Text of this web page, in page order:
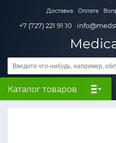
Доставка Оплата
+7 (727) 221 91 10
Каталог товаров